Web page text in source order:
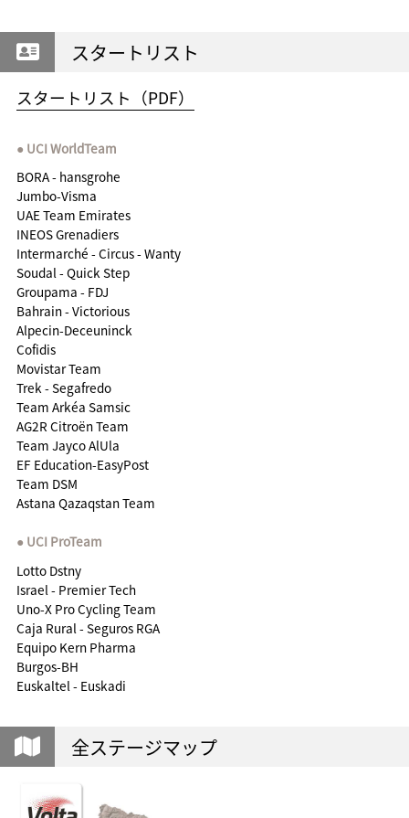
スタートリスト
スタートリスト（PDF）
UCI WorldTeam
BORA - hansgrohe
Jumbo-Visma
UAE Team Emirates
INEOS Grenadiers
Intermarché - Circus - Wanty
Soudal - Quick Step
Groupama - FDJ
Bahrain - Victorious
Alpecin-Deceuninck
Cofidis
Movistar Team
Trek - Segafredo
Team Arkéa Samsic
AG2R Citroën Team
Team Jayco AlUla
EF Education-EasyPost
Team DSM
Astana Qazaqstan Team
UCI ProTeam
Lotto Dstny
Israel - Premier Tech
Uno-X Pro Cycling Team
Caja Rural - Seguros RGA
Equipo Kern Pharma
Burgos-BH
Euskaltel - Euskadi
全ステージマップ